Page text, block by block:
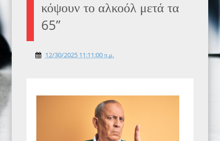
κόψουν το αλκοόλ μετά τα
65”
12/30/2025 11:11:00 π.μ.